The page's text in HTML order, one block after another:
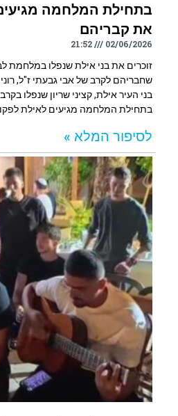
בתחילת המלחמה
את קבריהם
02/06/2026
21:52
שחבריהם לקרב של אבי גבעתי ז"ל, רוני
בני העיר אילת, קציני שריון שנפלו
בתחילת המלחמה מגיעים לאילת
לסיפור המלא »